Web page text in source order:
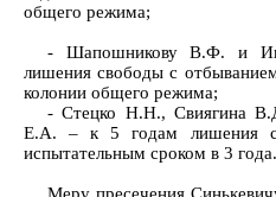
общего режима;
- Шапошникову В.Ф. и
лишения свободы с
колонии общего режима;
- Стецко Н.Н., Свиягина
Е.А. – к 5 годам лишения
испытательным сроком в 3 года.